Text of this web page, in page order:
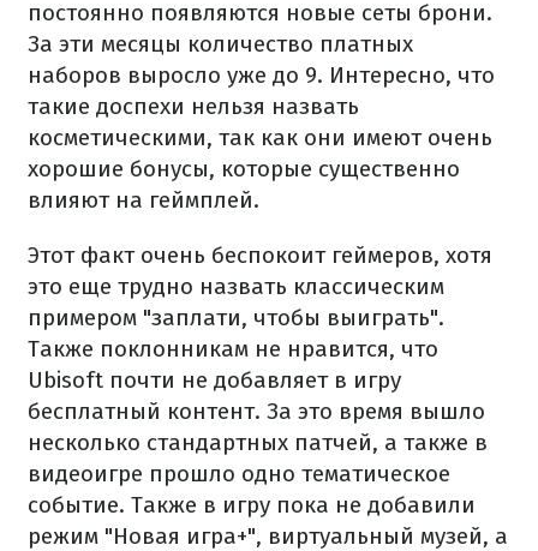
постоянно появляются новые сеты брони.
За эти месяцы количество платных
наборов выросло уже до 9. Интересно, что
такие доспехи нельзя назвать
косметическими, так как они имеют очень
хорошие бонусы, которые существенно
влияют на геймплей.
Этот факт очень беспокоит геймеров, хотя
это еще трудно назвать классическим
примером "заплати, чтобы выиграть".
Также поклонникам не нравится, что
Ubisoft почти не добавляет в игру
бесплатный контент. За это время вышло
несколько стандартных патчей, а также в
видеоигре прошло одно тематическое
событие. Также в игру пока не добавили
режим "Новая игра+", виртуальный музей, а